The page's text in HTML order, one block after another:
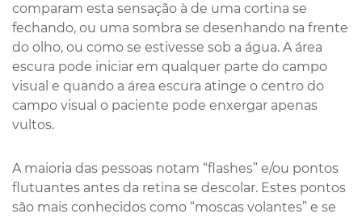
comparam esta sensação à de uma cortina se
fechando, ou uma sombra se desenhando na frente
do olho, ou como se estivesse sob a água. A área
escura pode iniciar em qualquer parte do campo
visual e quando a área escura atinge o centro do
campo visual o paciente pode enxergar apenas
vultos.
A maioria das pessoas notam “flashes” e/ou pontos
flutuantes antes da retina se descolar. Estes pontos
são mais conhecidos como “moscas volantes” e se